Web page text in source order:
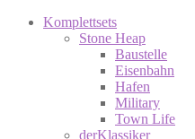
Komplettsets
Stone Heap
Baustelle
Eisenbahn
Hafen
Military
Town Life
derKlassiker